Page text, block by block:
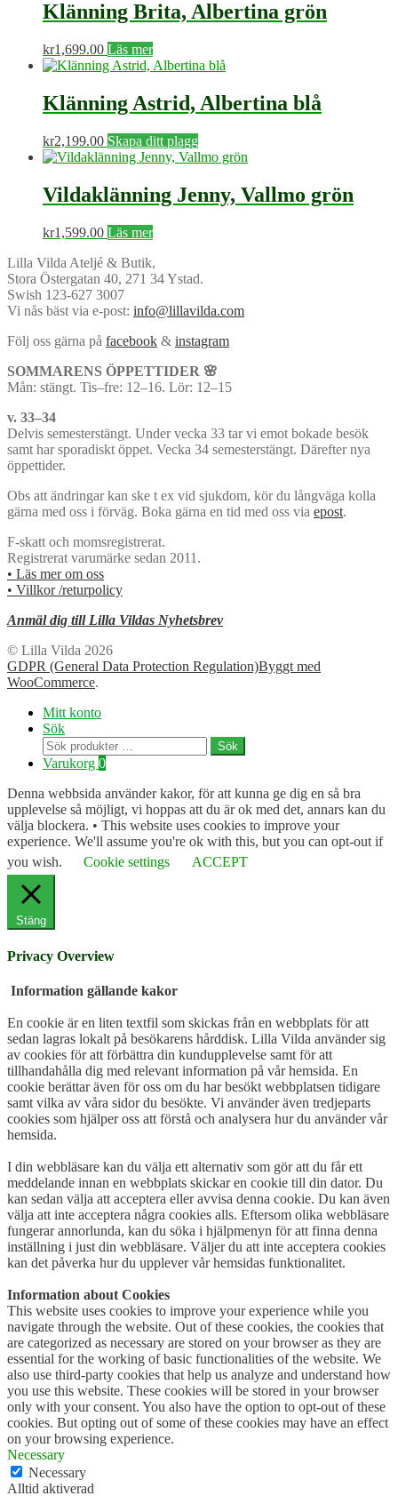
Klänning Brita, Albertina grön
kr1,699.00 Läs mer
Klänning Astrid, Albertina blå
kr2,199.00 Skapa ditt plagg
Vildaklänning Jenny, Vallmo grön
kr1,599.00 Läs mer
Lilla Vilda Ateljé & Butik,
Stora Östergatan 40, 271 34 Ystad.
Swish 123-627 3007
Vi nås bäst via e-post: info@lillavilda.com
Följ oss gärna på facebook & instagram
SOMMARENS ÖPPETTIDER 🌸
Mån: stängt. Tis–fre: 12–16. Lör: 12–15
v. 33–34
Delvis semesterstängt. Under vecka 33 tar vi emot bokade besök
samt har sporadiskt öppet. Vecka 34 semesterstängt. Därefter nya
öppettider.
Obs att ändringar kan ske t ex vid sjukdom, kör du långväga kolla
gärna med oss i förväg. Boka gärna en tid med oss via epost.
F-skatt och momsregistrerat.
Registrerat varumärke sedan 2011.
• Läs mer om oss
• Villkor /returpolicy
Anmäl dig till Lilla Vildas Nyhetsbrev
© Lilla Vilda 2026
GDPR (General Data Protection Regulation)Byggt med
WooCommerce.
Mitt konto
Sök
Sök
efter:
Sök
Varukorg 0
Denna webbsida använder kakor, för att kunna ge dig en så bra
upplevelse så möjligt, vi hoppas att du är ok med det, annars kan du
välja blockera. • This website uses cookies to improve your
experience. We'll assume you're ok with this, but you can opt-out if
you wish.
Cookie settings ACCEPT
Stäng
Privacy Overview
Information gällande kakor
En cookie är en liten textfil som skickas från en webbplats för att
sedan lagras lokalt på besökarens hårddisk. Lilla Vilda använder sig
av cookies för att förbättra din kundupplevelse samt för att
tillhandahålla dig med relevant information på vår hemsida. En
cookie berättar även för oss om du har besökt webbplatsen tidigare
samt vilka av våra sidor du besökte. Vi använder även tredjeparts
cookies som hjälper oss att förstå och analysera hur du använder vår
hemsida.
I din webbläsare kan du välja ett alternativ som gör att du får ett
meddelande innan en webbplats skickar en cookie till din dator. Du
kan sedan välja att acceptera eller avvisa denna cookie. Du kan även
välja att inte acceptera några cookies alls. Eftersom olika webbläsare
fungerar annorlunda, kan du söka i hjälpmenyn för att finna denna
inställning i just din webbläsare. Väljer du att inte acceptera cookies
kan det påverka hur du upplever vår hemsidas funktionalitet.
Information about Cookies
This website uses cookies to improve your experience while you
navigate through the website. Out of these cookies, the cookies that
are categorized as necessary are stored on your browser as they are
essential for the working of basic functionalities of the website. We
also use third-party cookies that help us analyze and understand how
you use this website. These cookies will be stored in your browser
only with your consent. You also have the option to opt-out of these
cookies. But opting out of some of these cookies may have an effect
on your browsing experience.
Necessary
Necessary
Alltid aktiverad